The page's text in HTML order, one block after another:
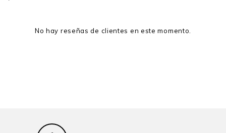
No hay reseñas de clientes en este momento.